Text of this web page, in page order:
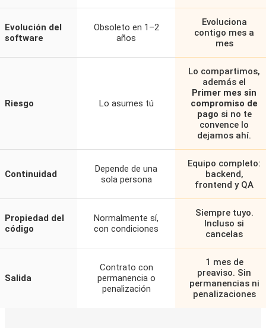
Evolución del
software
Obsoleto en 1–2
años
Evoluciona
contigo mes a
mes
Riesgo Lo asumes tú
Lo compartimos,
además el
Primer mes sin
compromiso de
pago si no te
convence lo
dejamos ahí.
Continuidad
Depende de una
sola persona
Equipo completo:
backend,
frontend y QA
Propiedad del
código
Normalmente sí,
con condiciones
Siempre tuyo.
Incluso si
cancelas
Salida
Contrato con
permanencia o
penalización
1 mes de
preaviso. Sin
permanencias ni
penalizaciones